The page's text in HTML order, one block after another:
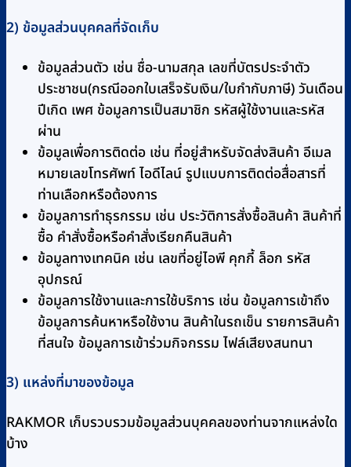
2) ข้อมูลส่วนบุคคลที่จัดเก็บ
ข้อมูลส่วนตัว เช่น ชื่อ-นามสกุล เลขที่บัตรประจำตัว
ประชาชน(กรณีออกใบเสร็จรับเงิน/ใบกำกับภาษี) วันเดือน
ปีเกิด เพศ ข้อมูลการเป็นสมาชิก รหัสผู้ใช้งานและรหัส
ผ่าน
ข้อมูลเพื่อการติดต่อ เช่น ที่อยู่สำหรับจัดส่งสินค้า อีเมล
หมายเลขโทรศัพท์ ไอดีไลน์ รูปแบบการติดต่อสื่อสารที่
ท่านเลือกหรือต้องการ
ข้อมูลการทำธุรกรรม เช่น ประวัติการสั่งซื้อสินค้า สินค้าที่
ซื้อ คำสั่งซื้อหรือคำสั่งเรียกคืนสินค้า
ข้อมูลทางเทคนิค เช่น เลขที่อยู่ไอพี คุกกี้ ล็อก รหัส
อุปกรณ์
ข้อมูลการใช้งานและการใช้บริการ เช่น ข้อมูลการเข้าถึง
ข้อมูลการค้นหาหรือใช้งาน สินค้าในรถเข็น รายการสินค้า
ที่สนใจ ข้อมูลการเข้าร่วมกิจกรรม ไฟล์เสียงสนทนา
3) แหล่งที่มาของข้อมูล
RAKMOR เก็บรวบรวมข้อมูลส่วนบุคคลของท่านจากแหล่งใด
บ้าง